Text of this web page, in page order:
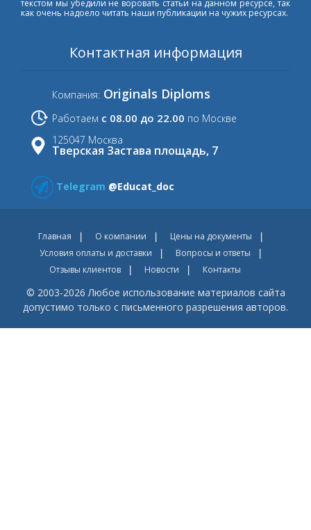
текстом мы убедили не воровать статьи на данном ресурсе, так
как очень надоело читать наши публикации на чужих ресурсах.
Контактная информация
Компания: Originals Diploms
Работаем с 08.00 до 22.00 по Москве
125047 Москва
Тверская Застава площадь, 7
Telegram @Educat_doc
Главная О компании
Цены на документы
Условия оплаты и доставки
Вопросы и ответы
Отзывы клиентов
Новости Контакты
© 2003-2026 Любое использование материалов сайта
допустимо только с письменного разрешения авторов.